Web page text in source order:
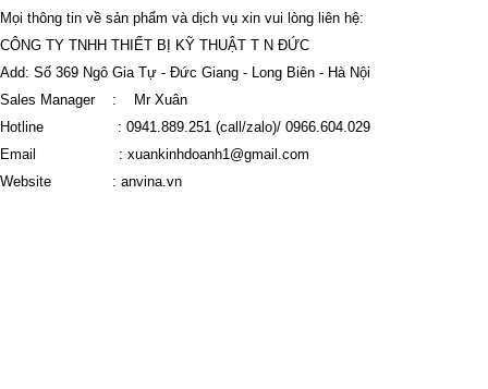
Mọi thông tin về sản phẩm và dịch vụ xin vui lòng liên hệ:
CÔNG TY TNHH THIẾT BỊ KỸ THUẬT T N ĐỨC
Add: Số 369 Ngô Gia Tự - Đức Giang - Long Biên - Hà Nội
Sales Manager
:
Mr Xuân
Hotline
: 0941.889.251 (call/zalo)/ 0966.604.029
Email
: xuankinhdoanh1@gmail.com
Website
: anvina.vn